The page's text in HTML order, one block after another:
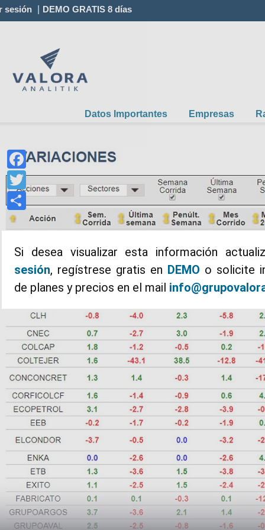
sesión DEMO GRATIS 8 días
Datos Importantes Empresas
Facebook
Twitter
Compartir
Si desea visualizar esta información
sesión, regístrese gratis en DEMO o solicite
de planes y precios en el mail